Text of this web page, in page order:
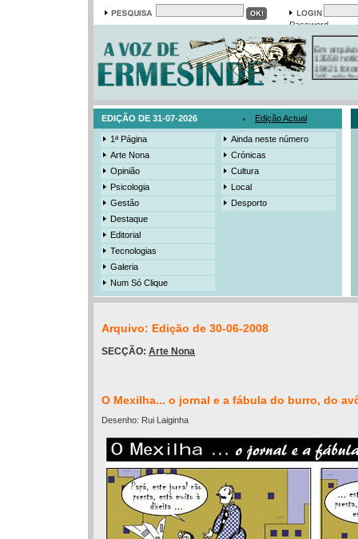
Password
Em arquivo
13558
19421
385
3206
EDIÇÃO DE 31-07-2026 Edição Actual
1ª Página
Arte Nona
Opinião
Psicologia
Gestão
Destaque
Editorial
Tecnologias
Galeria
Num Só Clique
Ainda neste número
Crónicas
Cultura
Local
Desporto
Arquivo: Edição de 30-06-2008
SECÇÃO: Arte Nona
O Mexilha... o jornal e a fábula do burro, do
Desenho: Rui Laiginha